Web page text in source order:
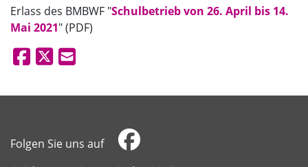
Erlass des BMBWF "Schulbetrieb von 26. April bis 14.
Mai 2021​​​​​​​" (PDF)
Folgen Sie uns auf